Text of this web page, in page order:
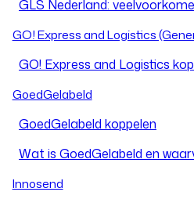
GLS Nederland:
GO! Express and Logistics
GO! Express and Logistics
GoedGelabeld
GoedGelabeld koppelen
Wat is GoedGelabeld en
Innosend